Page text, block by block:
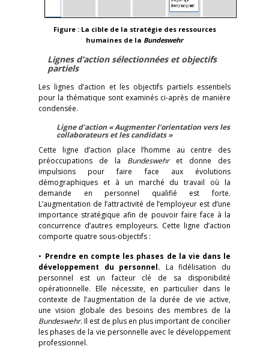
Figure : La cible de la stratégie des ressources
humaines de la Bundeswehr
Lignes d’action sélectionnées et objectifs
partiels
Les lignes d’action et les objectifs partiels essentiels
pour la thématique sont examinés ci-après de manière
condensée.
Ligne d’action « Augmenter l’orientation vers les
collaborateurs et les candidats »
Cette ligne d’action place l’homme au centre des
préoccupations de la Bundeswehret donne des
impulsions pour faire face aux évolutions
démographiques et à un marché du travail où la
demande en personnel qualifié est forte.
L’augmentation de l’attractivité de l’employeur est d’une
importance stratégique afin de pouvoir faire face à la
concurrence d’autres employeurs. Cette ligne d’action
comporte quatre sous-objectifs :
• Prendre en compte les phases de la vie dans le
développement du personnel. La fidélisation du
personnel est un facteur clé de sa disponibilité
opérationnelle. Elle nécessite, en particulier dans le
contexte de l’augmentation de la durée de vie active,
une vision globale des besoins des membres de la
Bundeswehr. Il est de plus en plus important de concilier
les phases de la vie personnelle avec le développement
professionnel.